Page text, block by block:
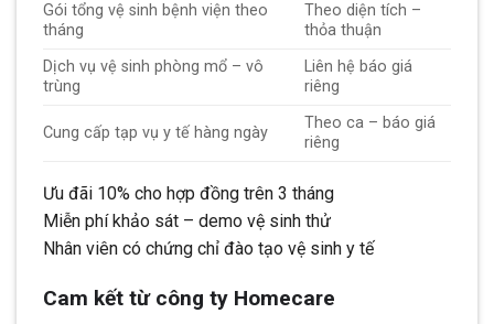
Gói tổng vệ sinh bệnh viện theo
tháng
Theo diện tích –
thỏa thuận
Dịch vụ vệ sinh phòng mổ – vô
trùng
Liên hệ báo giá
riêng
Cung cấp tạp vụ y tế hàng ngày
Theo ca – báo giá
riêng
Ưu đãi 10% cho hợp đồng trên 3 tháng
Miễn phí khảo sát – demo vệ sinh thử
Nhân viên có chứng chỉ đào tạo vệ sinh y tế
Cam kết từ công ty Homecare